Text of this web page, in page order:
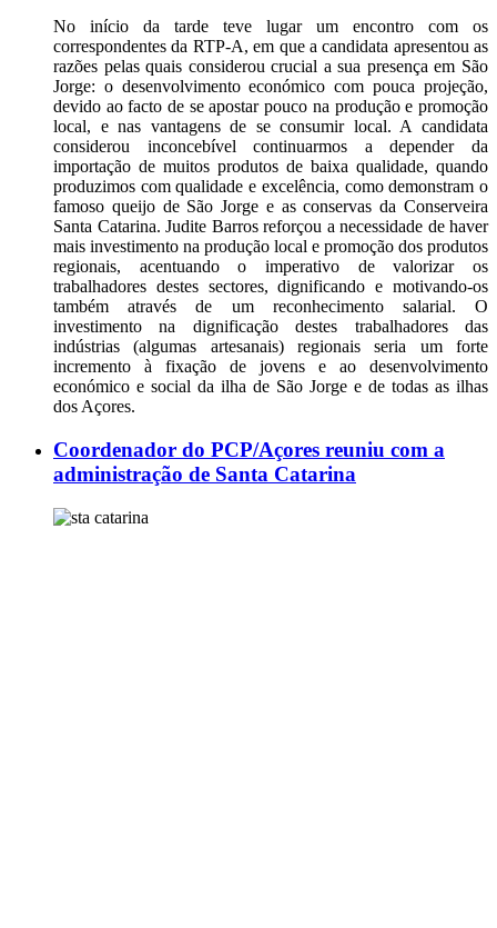
No início da tarde teve lugar um encontro com os
correspondentes da RTP-A, em que a candidata apresentou as
razões pelas quais considerou crucial a sua presença em São
Jorge: o desenvolvimento económico com pouca projeção,
devido ao facto de se apostar pouco na produção e promoção
local, e nas vantagens de se consumir local. A candidata
considerou inconcebível continuarmos a depender da
importação de muitos produtos de baixa qualidade, quando
produzimos com qualidade e excelência, como demonstram o
famoso queijo de São Jorge e as conservas da Conserveira
Santa Catarina. Judite Barros reforçou a necessidade de haver
mais investimento na produção local e promoção dos produtos
regionais, acentuando o imperativo de valorizar os
trabalhadores destes sectores, dignificando e motivando-os
também através de um reconhecimento salarial. O
investimento na dignificação destes trabalhadores das
indústrias (algumas artesanais) regionais seria um forte
incremento à fixação de jovens e ao desenvolvimento
económico e social da ilha de São Jorge e de todas as ilhas
dos Açores.
Coordenador do PCP/Açores reuniu com a
administração de Santa Catarina